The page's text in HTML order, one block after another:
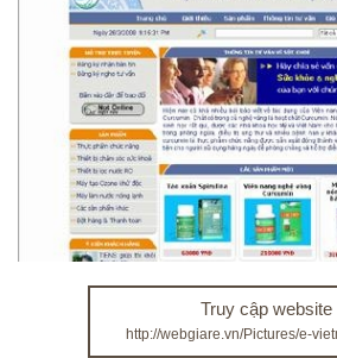
Truy cập website
http://webgiare.vn/Pictures/e-